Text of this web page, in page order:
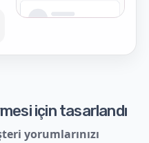
için tasarlandı
yorumlarınızı